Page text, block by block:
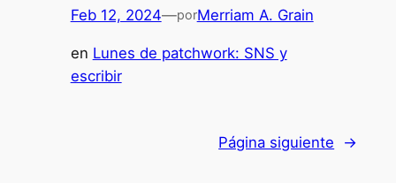
Feb 12, 2024—porMerriam A. Grain
en Lunes de patchwork: SNS y
escribir
Página siguiente →